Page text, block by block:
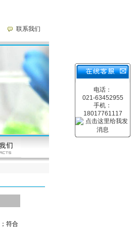
联系我们
电话：
021-63452955
手机：
18017761117